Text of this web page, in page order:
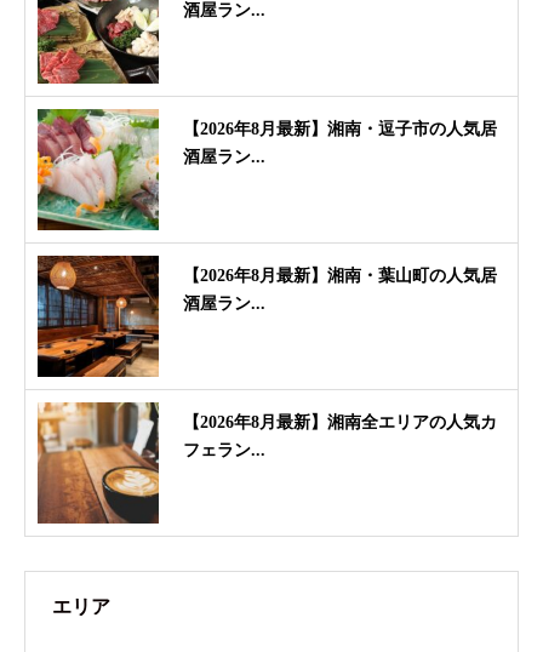
酒屋ラン...
【2026年8月最新】湘南・逗子市の人気居
酒屋ラン...
【2026年8月最新】湘南・葉山町の人気居
酒屋ラン...
【2026年8月最新】湘南全エリアの人気カ
フェラン...
エリア